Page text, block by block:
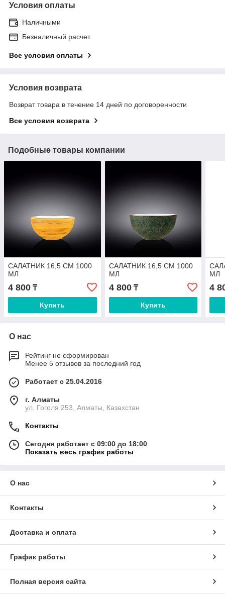
Условия оплаты
Наличными
Безналичный расчет
Все условия оплаты
Условия возврата
Возврат товара в течение 14 дней по договоренности
Все условия возврата
Подобные товары компании
САЛАТНИК 16,5 СМ 1000
МЛ
4 800 ₸
Купить
САЛАТНИК 16,5 СМ 1000
МЛ
4 800₸
Купить
МЛ
4
О нас
Рейтинг не сформирован
Менее 5 отзывов за последний год
Работает с 25.04.2016
г. Алматы
ул. Гоголя 253, Алматы, Казахстан
Контакты
Сегодня работает с 09:00 до 18:00
Показать весь график работы
О нас
Контакты
Доставка и оплата
График работы
Полная версия сайта